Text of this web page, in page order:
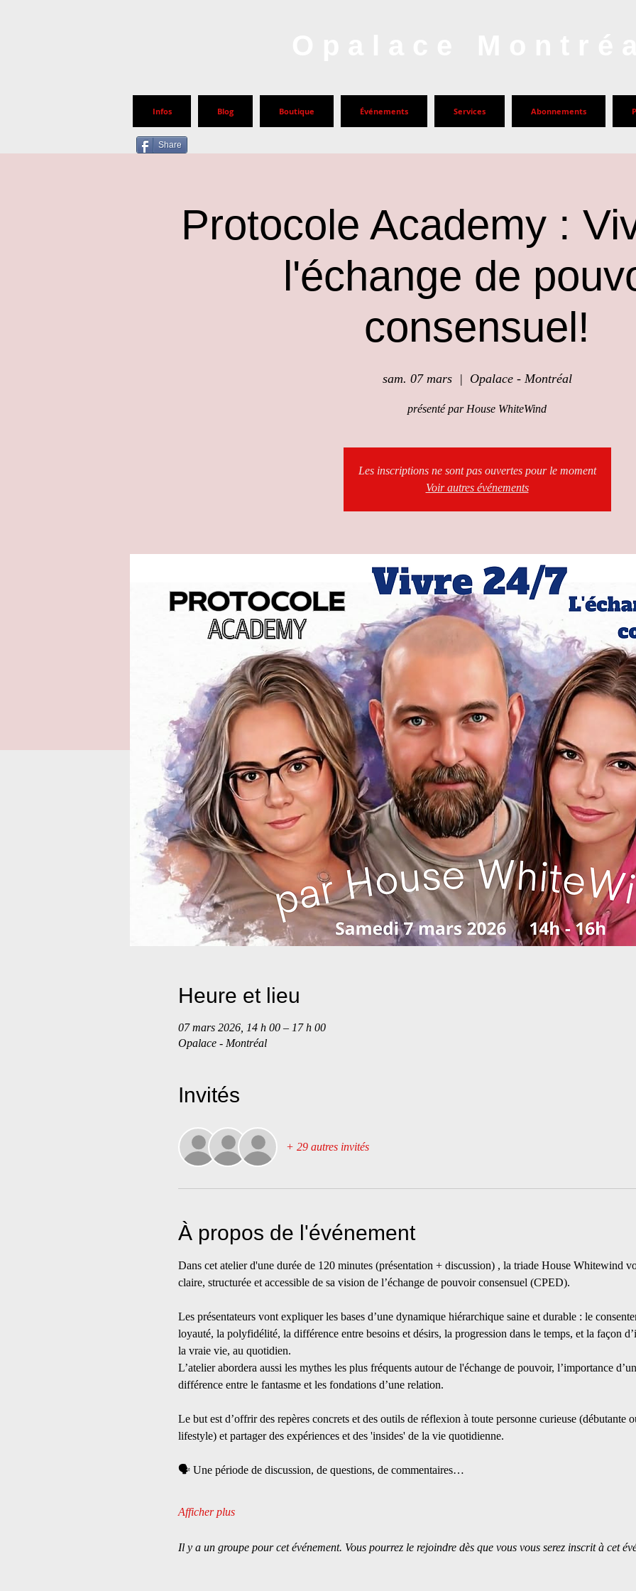
Infos Blog Boutique Événements Services Abonnements
Share
Protocole Academy :
l'échange de
consensuel!
sam. 07 mars
  |
Opalace - Montréal
présenté par House WhiteWind
Les inscriptions ne sont pas ouvertes pour le moment
Voir autres événements
Heure et lieu
07 mars 2026, 14 h 00 – 17 h 00
Opalace - Montréal
Invités
+ 29 autres invités
À propos de l'événement
Dans cet atelier d'une durée de 120 minutes (présentation + discussion) , la triade House Whitewind
claire, structurée et accessible de sa vision de l’échange de pouvoir consensuel (CPED).
Les présentateurs vont expliquer les bases d’une dynamique hiérarchique saine et durable : le
loyauté, la polyfidélité, la différence entre besoins et désirs, la progression dans le temps, et la façon
la vraie vie, au quotidien.
L’atelier abordera aussi les mythes les plus fréquents autour de l'échange de pouvoir, l’importance
différence entre le fantasme et les fondations d’une relation.
Le but est d’offrir des repères concrets et des outils de réflexion à toute personne curieuse (débutante
lifestyle) et partager des expériences et des 'insides' de la vie quotidienne.
🗣 Une période de discussion, de questions, de commentaires…
Afficher plus
Il y a un groupe pour cet événement. Vous pourrez le rejoindre dès que vous vous serez inscrit à cet